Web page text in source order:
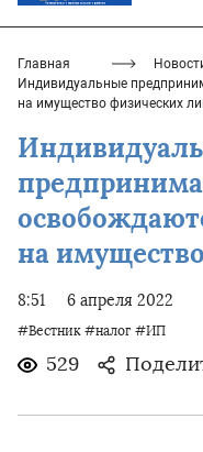
Главная
Индивидуальные
на имущество физических
на
8:51 6 апреля 2022
#Вестник #налог #ИП
529